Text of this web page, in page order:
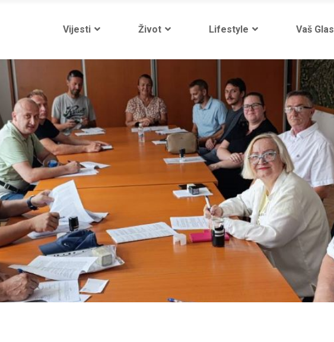
Vijesti Život Lifestyle Vaš Glas